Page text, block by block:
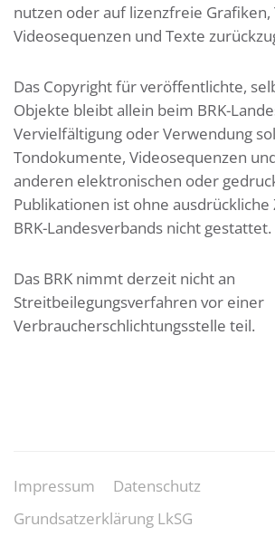
nutzen oder auf lizenzfreie
Videosequenzen und Texte
Das Copyright für veröffentlichte,
Objekte bleibt allein beim BRK-
Vervielfältigung oder Verwendung
Tondokumente, Videosequenzen
anderen elektronischen oder
Publikationen ist ohne
BRK-Landesverbands nicht gestattet.
Das BRK nimmt derzeit nicht an
Streitbeilegungsverfahren vor einer
Verbraucherschlichtungsstelle teil.
Impressum
Datenschutz
Grundsatzerklärung LkSG